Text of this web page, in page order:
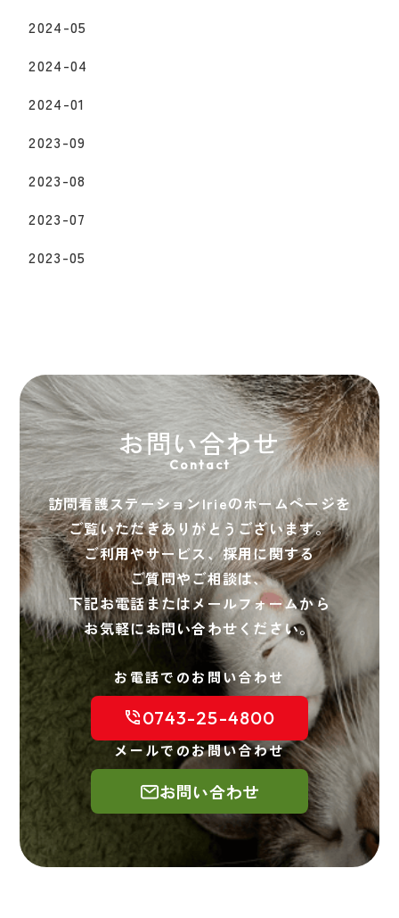
2024-05
2024-04
2024-01
2023-09
2023-08
2023-07
2023-05
お問い合わせ
Contact
訪問看護ステーションIrieのホームページを
ご覧いただきありがとうございます。
ご利用やサービス、採用に関する
ご質問やご相談は、
下記お電話またはメールフォームから
お気軽にお問い合わせください。
お電話でのお問い合わせ
0743-25-4800
メールでのお問い合わせ
お問い合わせ